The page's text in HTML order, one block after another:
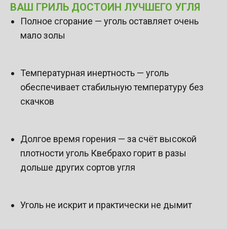
ВАШ ГРИЛЬ ДОСТОИН ЛУЧШЕГО УГЛЯ
Полное сгорание — уголь оставляет очень
мало золы
Температурная инертность — уголь
обеспечивает стабильную температуру без
скачков
Долгое время горения — за счёт высокой
плотности уголь Квебрахо горит в разы
дольше других сортов угля
Уголь не искрит и практически не дымит